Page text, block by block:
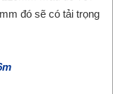
đó sẽ có tải trọng